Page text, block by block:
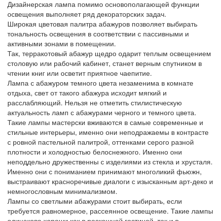
Дизайнерская лампа помимо основополагающей функции
освещения выполняет ряд декораторских задач.
Широкая цветовая палитра абажуров позволяет выбирать
тональность освещения в соответствии с пассивными и
активными зонами в помещении.
Так, терракотовый абажур щедро одарит теплым освещением
столовую или рабочий кабинет, станет верным спутником в
чтении книг или осветит приятное чаепитие.
Лампа с абажуром темного цвета незаменима в комнате
отдыха, свет от такого абажура исходит мягкий и
расслабляющий. Нельзя не отметить стилистическую
актуальность ламп с абажурами черного и темного цвета.
Такие лампы мастерски вживаются в самые современные и
стильные интерьеры, именно они неподражаемы в контрасте
с ровной пастельной палитрой, оттенками серого разной
плотности и холодностью белоснежного. Именно они
неподдельно дружественны с изделиями из стекла и хрусталя.
Именно они с пониманием принимают многоликий фьюжн,
выстраивают красноречивые диалоги с изысканным арт-деко и
немногословным минимализмом.
Лампы со светлыми абажурами стоит выбирать, если
требуется равномерное, рассеянное освещение. Такие лампы